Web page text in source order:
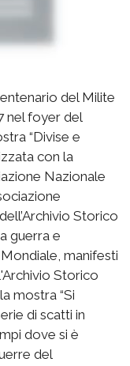
del Milite
nel foyer del
“Divise e
con la
Nazionale
Storico
guerra e
manifesti
Storico
mostra “Si
di scatti in
dove si è
del